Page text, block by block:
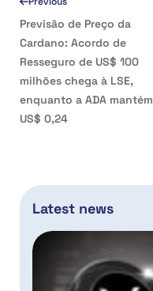
Previsão de Preço da
Cardano: Acordo de
Resseguro de US$ 100
milhões chega à LSE,
enquanto a ADA mantém
US$ 0,24
Latest news